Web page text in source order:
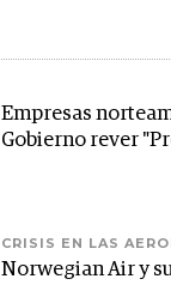
Empresas
Gobierno rever
CRISIS EN LAS
Norwegian Air y